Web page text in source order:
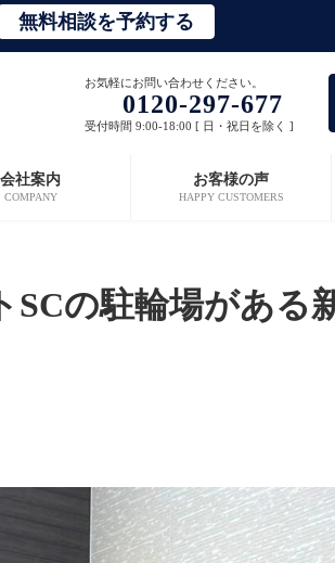
無料相談を予約する
お気軽にお問い合わせください。
0120-297-677
受付時間 9:00-18:00 [ 日・祝日を除く ]
会社案内
COMPANY
お客様の声
HAPPY CUSTOMERS
の駐輪場がある